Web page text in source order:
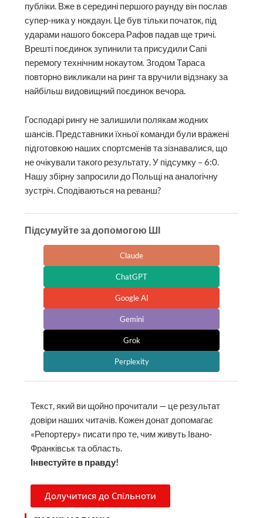
публіки. Вже в середині першого раунду він послав
супер-ника у нокдаун. Це був тільки початок, під
ударами нашого боксера Рафов падав ще тричі.
Врешті поєдинок зупинили та присудили Сапі
перемогу технічним нокаутом. Згодом Тараса
повторно викликали на ринг та вручили відзнаку за
найбільш видовищний поєдинок вечора.
Господарі рингу не залишили полякам жодних
шансів. Представники їхньої команди були вражені
підготовкою наших спортсменів та зізнавалися, що
не очікували такого результату. У підсумку – 6:0.
Нашу збірну запросили до Польщі на аналогічну
зустріч. Сподіваються на реванш?
Підсумуйте за допомогою ШІ
Claude
ChatGPT
Google AI
Gemini
Grok
Perplexity
Текст, який ви щойно прочитали — це результат
довіри наших читачів. Кожен донат допомагає
«Репортеру» писати про те, чим живуть Івано-
Франківськ та область.
Інвестуйте в правду!
Долучитися до Спільноти